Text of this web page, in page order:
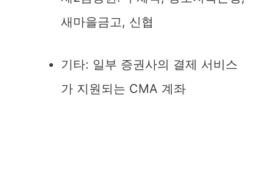
새마을금고, 신협
기타: 일부 증권사의 결제 서비스
가 지원되는 CMA 계좌